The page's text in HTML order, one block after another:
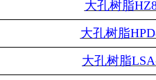
大孔树脂
大孔树脂
大孔树脂